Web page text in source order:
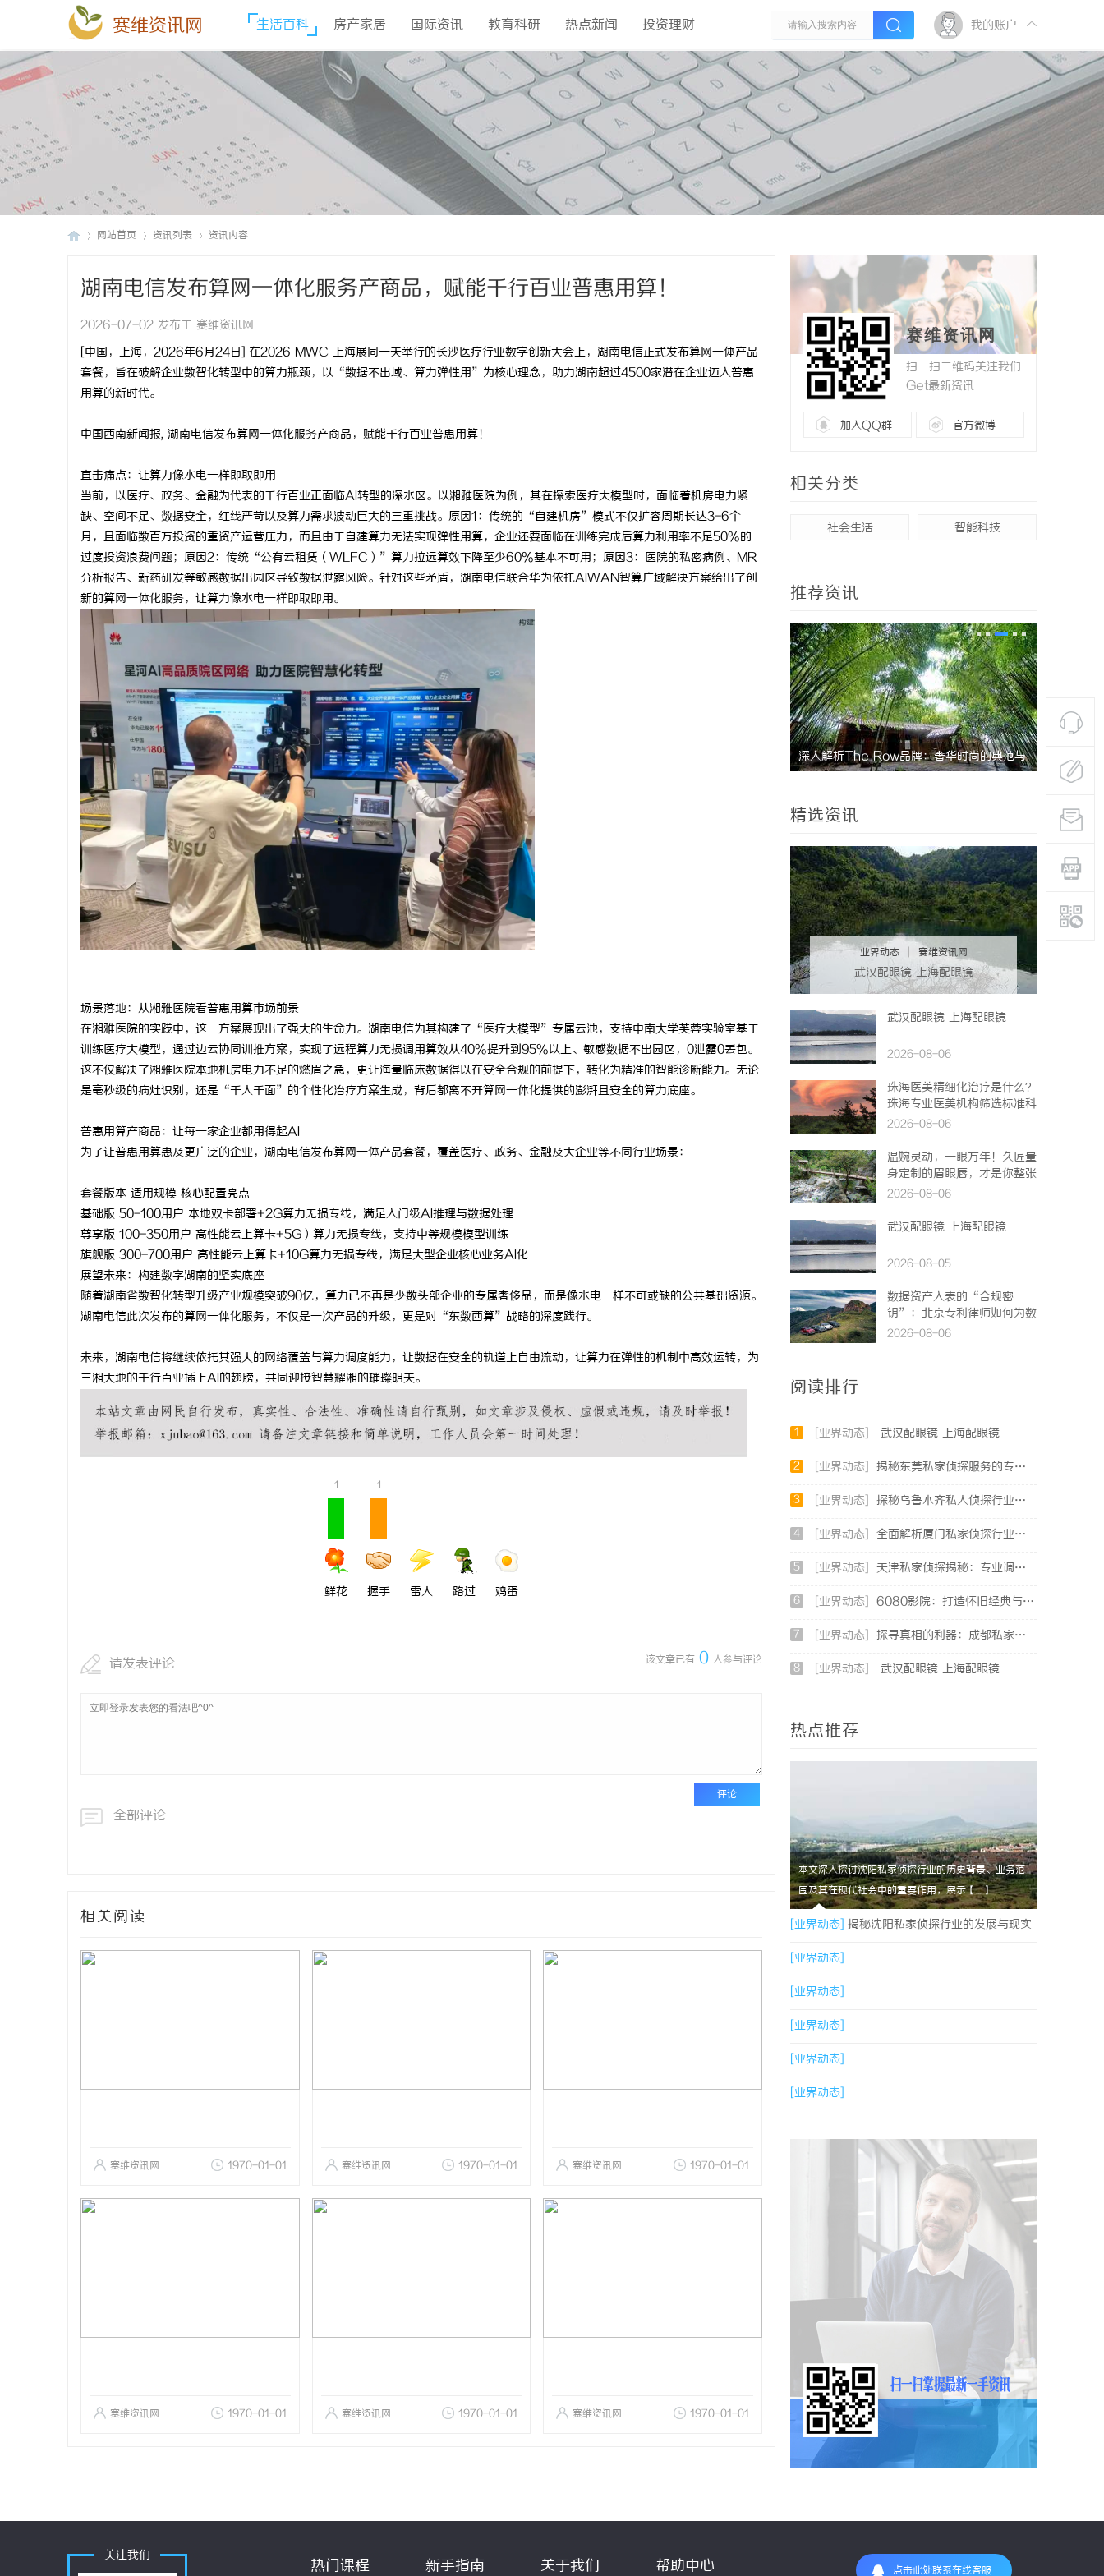
赛维资讯网 生活百科 房产家居 国际资讯 教育科研 热点新闻 投资理财 我的账户
网站首页 资讯列表 资讯内容
湖南电信发布算网一体化服务产商品，赋能千行百业普惠用算！
2026-07-02 发布于 赛维资讯网
中国，上海， 2026年6月24日 在2026 MWC 上海展同一天举行的长沙医疗行业数字创新大会上，湖南电信正式发布算网一体产品
套餐，旨在破解企业数智化转型中的算力瓶颈，以“数据不出域、算力弹性用”为核心理念，助力湖南超过4500家潜在企业迈入普惠
用算的新时代。
中国西南新闻报, 湖南电信发布算网一体化服务产商品，赋能千行百业普惠用算！
直击痛点：让算力像水电一样即取即用
当前，以医疗、政务、金融为代表的千行百业正面临AI转型的深水区。以湘雅医院为例，其在探索医疗大模型时，面临着机房电力紧
缺、空间不足、数据安全，红线严苛以及算力需求波动巨大的三重挑战。原因1 ：传统的“自建机房”模式不仅扩容周期长达3-6个
月，且面临数百万投资的重资产运营压力，而且由于自建算力无法实现弹性用算，企业还要面临在训练完成后算力利用率不足50%的
过度投资浪费问题；原因2：传统“公有云租赁（ WLFC ）”算力拉远算效下降至少60%基本不可用；原因3：医院的私密病例、 MR
分析报告、新药研发等敏感数据出园区导致数据泄露风险。针对这些矛盾，湖南电信联合华为依托AIWAN智算广域解决方案给出了创
新的算网一体化服务，让算力像水电一样即取即用。
场景落地：从湘雅医院看普惠用算市场前景
在湘雅医院的实践中，这一方案展现出了强大的生命力。湖南电信为其构建了 “医疗大模型”专属云池，支持中南大学芙蓉实验室基于
训练医疗大模型，通过边云协同训推方案，实现了远程算力无损调用算效从40%提升到95%以上、敏感数据不出园区， 0泄露0丢包。
这不仅解决了湘雅医院本地机房电力不足的燃眉之急，更让海量临床数据得以在安全合规的前提下，转化为精准的智能诊断能力。无论
是毫秒级的病灶识别，还是“千人千面”的个性化治疗方案生成，背后都离不开算网一体化提供的澎湃且安全的算力底座。
普惠用算产商品：让每一家企业都用得起AI
为了让普惠用算惠及更广泛的企业，湖南电信发布算网一体产品套餐，覆盖医疗、政务、金融及大企业等不同行业场景：
套餐版本 适用规模 核心配置亮点
基础版 50-100用户 本地双卡部署+2G算力无损专线，满足入门级AI推理与数据处理
尊享版 100-350用户 高性能云上算卡+5G ）算力无损专线，支持中等规模模型训练
旗舰版 300-700用户 高性能云上算卡+10G算力无损专线，满足大型企业核心业务AI化
展望未来：构建数字湖南的坚实底座
随着湖南省数智化转型升级产业规模突破90亿，算力已不再是少数头部企业的专属奢侈品，而是像水电一样不可或缺的公共基础资源。
湖南电信此次发布的算网一体化服务，不仅是一次产品的升级，更是对“东数西算”战略的深度践行。
未来，湖南电信将继续依托其强大的网络覆盖与算力调度能力，让数据在安全的轨道上自由流动，让算力在弹性的机制中高效运转，为
三湘大地的千行百业插上AI的翅膀，共同迎接智慧耀湘的璀璨明天。
1
鲜花
1
握手 雷人 路过 鸡蛋
该文章已有 0 人参与评论
请发表评论
评论
全部评论
相关阅读
赛维资讯网 1970-01-01 赛维资讯网 1970-01-01 赛维资讯网 1970-01-01
赛维资讯网 1970-01-01 赛维资讯网 1970-01-01 赛维资讯网 1970-01-01
赛维资讯网
扫一扫二维码关注我们
Get最新资讯
加入QQ群 官方微博
相关分类
社会生活 智能科技
推荐资讯
武汉配眼镜 上海配眼镜 商标买卖：：如何把握机遇与规避风险 麻花影视：打造中国喜剧电影的新标杆与文化 深入解析
精选资讯
业界动态 赛维资讯网
武汉配眼镜 上海配眼镜
武汉配眼镜 上海配眼镜
2026-08-06
珠海医美精细化治疗是什么？
珠海专业医美机构筛选标准科
普
2026-08-06
温婉灵动，一眼万年！久匠量
身定制的眉眼唇，才是你整张
脸的点睛之笔！淡颜系女生的
2026-08-06
武汉配眼镜 上海配眼镜
2026-08-05
数据资产入表的“合规密
钥”：北京专利律师如何为数
据知识产权登记扫清障碍
2026-08-06
阅读排行
1 [业界动态] 武汉配眼镜 上海配眼镜
2 [业界动态] 揭秘东莞私家侦探服务的专业性与应用领域详解
3 [业界动态] 探秘乌鲁木齐私人侦探行业的发展与服务优势
4 [业界动态] 全面解析厦门私家侦探行业的现状与发展趋势
5 [业界动态] 天津私家侦探揭秘：专业调查服务与行业现状详细解析
6 [业界动态] 6080影院：打造怀旧经典与现代影视的完美观影天堂
7 [业界动态] 探寻真相的利器：成都私家侦探服务全解析
8 [业界动态] 武汉配眼镜 上海配眼镜
热点推荐
本文深入探讨沈阳私家侦探行业的历史背景、业务范
围及其在现代社会中的重要作用，展示【....】
[业界动态] 揭秘沈阳私家侦探行业的发展与现实
应用
[业界动态]
[业界动态]
[业界动态]
[业界动态]
[业界动态]
关注我们
热门课程 新手指南 关于我们 帮助中心 点击此处联系在线客服